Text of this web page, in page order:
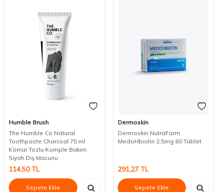
Humble Brush
The Humble Co Natural
Toothpaste Charcoal 75 ml
Kömür Tozlu Komple Bakım
Siyah Diş Macunu
114,50TL
Sepete Ekle
Dermoskin
Dermoskin NutraFarm
MedoHbiotin 2,5mg 60 Tablet
291,27TL
Sepete Ekle